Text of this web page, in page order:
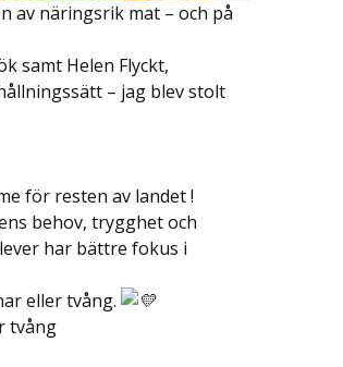
av näringsrik mat – och på
samt Helen Flyckt,
– jag blev stolt
för resten av landet !
behov, trygghet och
har bättre fokus i
eller tvång.
tvång